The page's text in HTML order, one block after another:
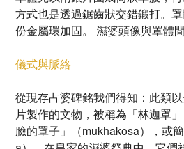
方式也是透過鋸齒狀交錯鍛打。
份金屬環加固。 濕婆頭像與罩體
儀式與脈絡
從現存占婆碑銘我們得知：此類
片製作的文物，被稱為「林迦罩
臉的罩子」（mukhakosa），或